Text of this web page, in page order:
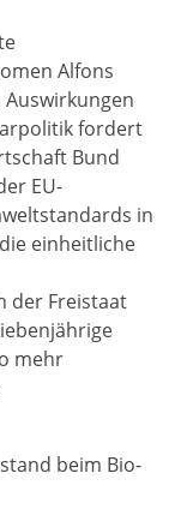
Alfons
Auswirkungen
fordert
Bund
EU-
in
einheitliche
der Freistaat
mehr
beim Bio-